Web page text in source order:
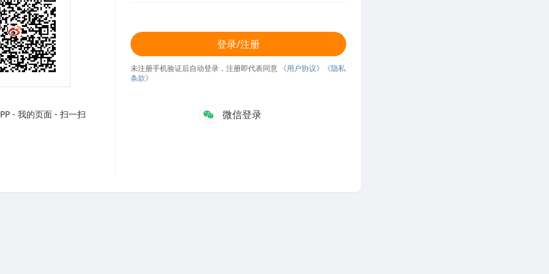
- 我的页面 - 扫一扫
登录/注册
未注册手机验证后自动登录，注册即代表同意 《用户协议》
《隐私
条款》
微信登录